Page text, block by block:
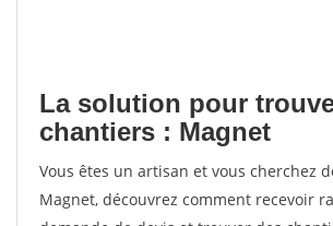
La solution pour
chantiers : Magnet
Vous êtes un artisan et vous cherchez
Magnet, découvrez comment recevoir